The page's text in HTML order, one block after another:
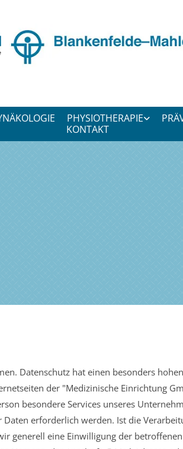
PHYSIOTHERAPIE
KONTAKT
Datenschutz hat einen besonders
der "Medizinische Einrichtung
besondere Services unseres
erforderlich werden. Ist die
generell eine Einwilligung der